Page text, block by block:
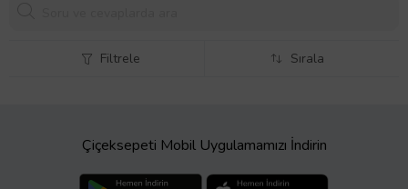
Filtrele Sırala
Çiçeksepeti Mobil Uygulamamızı İndirin